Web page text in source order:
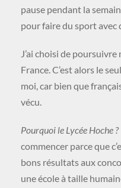
pause pendant la
pour faire du sport avec
J’ai choisi de
France. C’est alors le
moi, car bien que
vécu.
Pourquoi le Lycée Hoche ?
commencer parce que
bons résultats aux
une école à taille